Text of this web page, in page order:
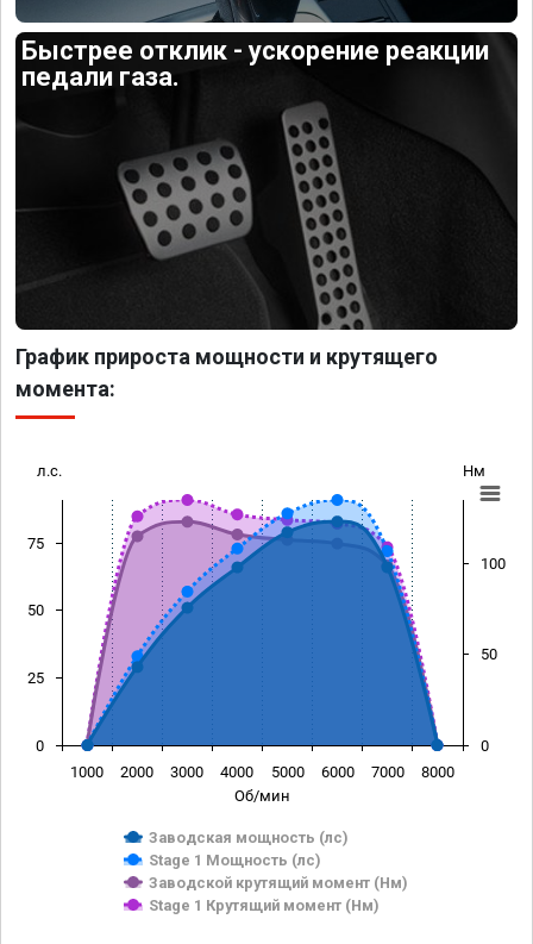
Быстрее отклик - ускорение реакции
педали газа.
График прироста мощности и крутящего
момента:
Об/мин
л.с. Нм
Заводская мощность (лс)
Stage 1 Мощность (лс)
Заводской крутящий момент (Нм)
Stage 1 Крутящий момент (Нм)
1000 2000 3000 4000 5000 6000 7000 8000
0
25
50
75
0
50
100